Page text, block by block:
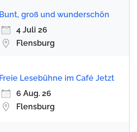
Bunt, groß und wunderschön
4 Juli 26
Flensburg
Freie Lesebühne im Café Jetzt
6 Aug. 26
Flensburg